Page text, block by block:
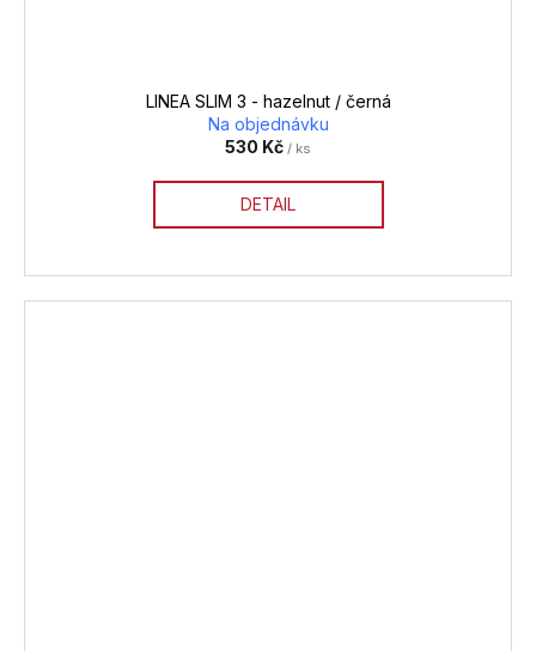
LINEA SLIM 3 - hazelnut / černá
Na objednávku
530 Kč / ks
DETAIL